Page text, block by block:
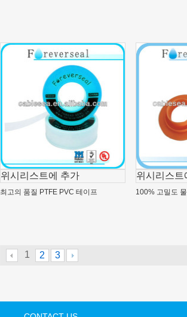
위시리스트에 추가
최고의 품질 PTFE PVC 테이프
위시리스트
100% 고밀도
1 2 3